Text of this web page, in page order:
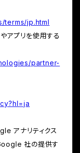
terms/jp.html
アプリを使用する
partner-
アナリティクス
社の提供す